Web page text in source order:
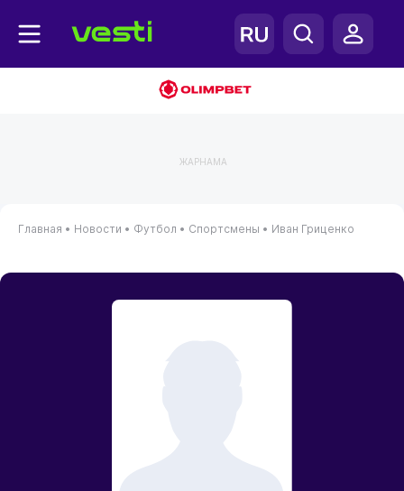
ЖАРНАМА
Главная • Новости • Футбол • Спортсмены • Иван Гриценко